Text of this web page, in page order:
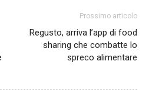
Prossimo articolo
Regusto, arriva l’app di food
sharing che combatte lo
spreco alimentare